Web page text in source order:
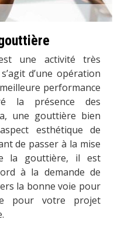
une activité très
d’une opération
performance
la présence des
une gouttière bien
esthétique de
de passer à la mise
la gouttière, il est
à la demande de
la bonne voie pour
pour votre projet